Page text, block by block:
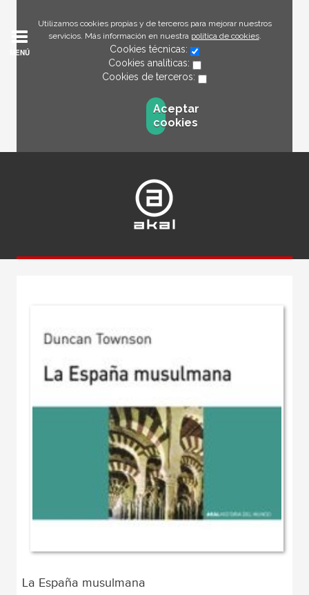
Utilizamos cookies propias y de terceros para mejorar nuestros
servicios. Más información en nuestra política de cookies.
Cookies técnicas:
Cookies analíticas:
Cookies de terceros:
Aceptar
cookies
MENÚ
La España musulmana